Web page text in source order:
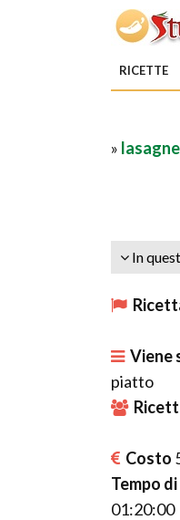
RICETTE
» lasagne
In
Viene
piatto
Costo
Tempo
01:20:00